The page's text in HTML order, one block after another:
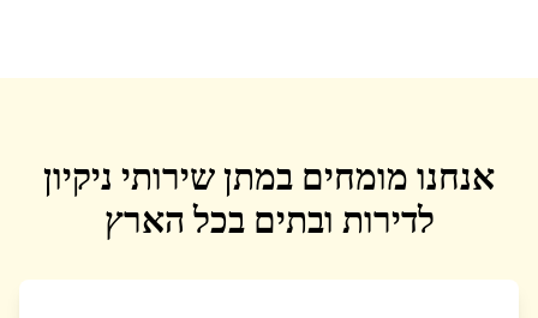
אנחנו מומחים במתן שירותי ניקיון
לדירות ובתים בכל הארץ